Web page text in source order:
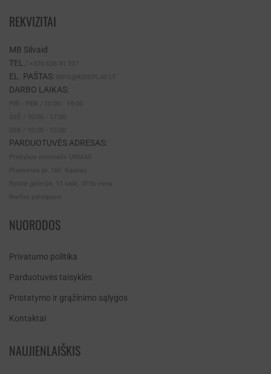
REKVIZITAI
MB Silvaid
TEL.:
EL. PAŠTAS:
DARBO LAIKAS:
PARDUOTUVĖS ADRESAS:
NUORODOS
Privatumo politika
Parduotuvės taisyklės
Pristatymo ir grąžinimo sąlygos
Kontaktai
NAUJIENLAIŠKIS